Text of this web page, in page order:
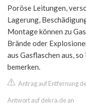
Poröse Leitungen,
Lagerung,
Montage können zu
Brände oder
aus Gasflaschen aus,
bemerken.
Antrag auf Entfernung
Antwort auf dekra.de an